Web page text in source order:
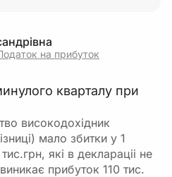
на прибуток
кварталу при
високодохідник
мало збитки у 1
які в деклараціі не
прибуток 110 тис.